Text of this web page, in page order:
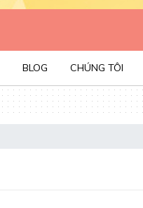
BLOG CHÚNG TÔI